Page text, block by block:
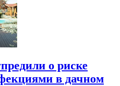
о риске
в дачном